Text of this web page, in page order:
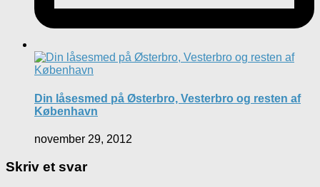
Din låsesmed på Østerbro, Vesterbro og resten af
København
november 29, 2012
Skriv et svar